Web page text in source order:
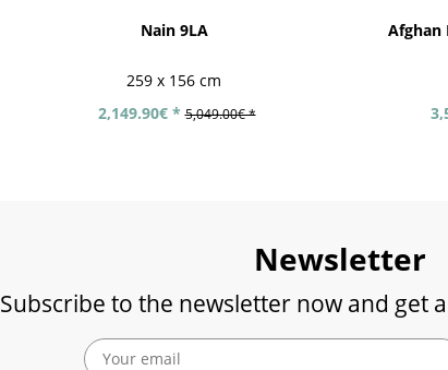
Nain 9LA
259 x 156 cm
2,149.90€ * 5,049.00€ *
Afghan
Newsletter
Subscribe to the newsletter now and get